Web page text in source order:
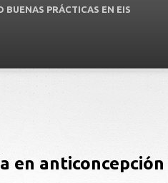
BUENAS PRÁCTICAS EN EIS
en anticoncepción